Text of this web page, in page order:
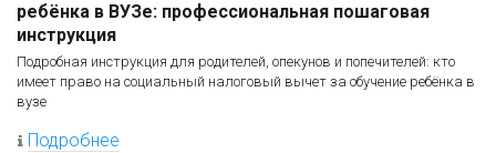
ребёнка в ВУЗе: профессиональная пошаговая
инструкция
Подробная инструкция для родителей, опекунов и попечителей: кто
имеет право на социальный налоговый вычет за обучение ребёнка в
вузе
Подробнее